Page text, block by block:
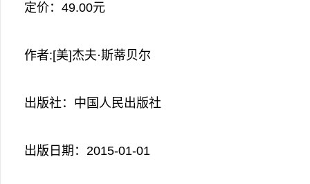
定价：49.00元
作者:[美]杰夫·斯蒂贝尔
出版社：中国人民出版社
出版日期：2015-01-01